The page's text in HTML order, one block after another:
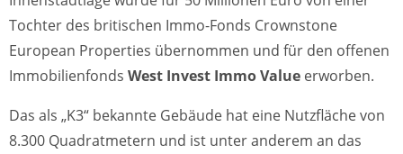
Tochter des britischen Immo-Fonds Crownstone
European Properties übernommen und für den offenen
Immobilienfonds West Invest Immo Value erworben.
Das als „K3“ bekannte Gebäude hat eine Nutzfläche von
8.300 Quadratmetern und ist unter anderem an das